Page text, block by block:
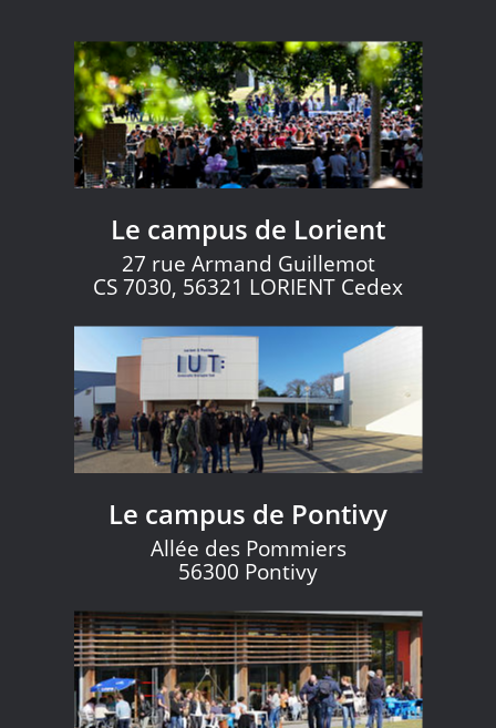
Le campus de Lorient
27 rue Armand Guillemot
CS 7030, 56321 LORIENT Cedex
Le campus de Pontivy
Allée des Pommiers
56300 Pontivy